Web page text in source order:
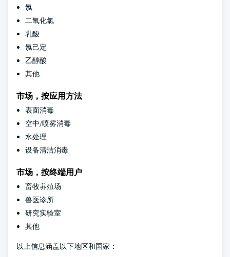
氯
二氧化氯
乳酸
氯己定
乙醇酸
其他
市场，按应用方法
表面消毒
空中/喷雾消毒
水处理
设备清洁消毒
市场，按终端用户
畜牧养殖场
兽医诊所
研究实验室
其他
以上信息涵盖以下地区和国家：